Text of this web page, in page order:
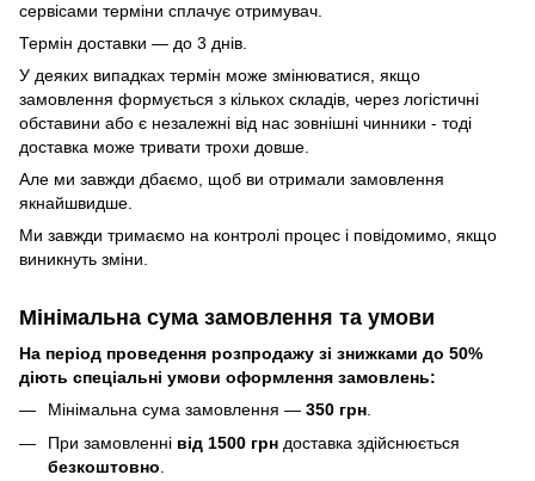
сервісами терміни сплачує отримувач.
Термін доставки — до 3 днів.
У деяких випадках термін може змінюватися, якщо
замовлення формується з кількох складів, через логістичні
обставини або є незалежні від нас зовнішні чинники - тоді
доставка може тривати трохи довше.
Але ми завжди дбаємо, щоб ви отримали замовлення
якнайшвидше.
Ми завжди тримаємо на контролі процес і повідомимо, якщо
виникнуть зміни.
Мінімальна сума замовлення та умови
На період проведення розпродажу зі знижками до 50%
діють спеціальні умови оформлення замовлень:
Мінімальна сума замовлення — 350 грн
При замовленні від 1500 грн доставка здійснюється
безкоштовно.